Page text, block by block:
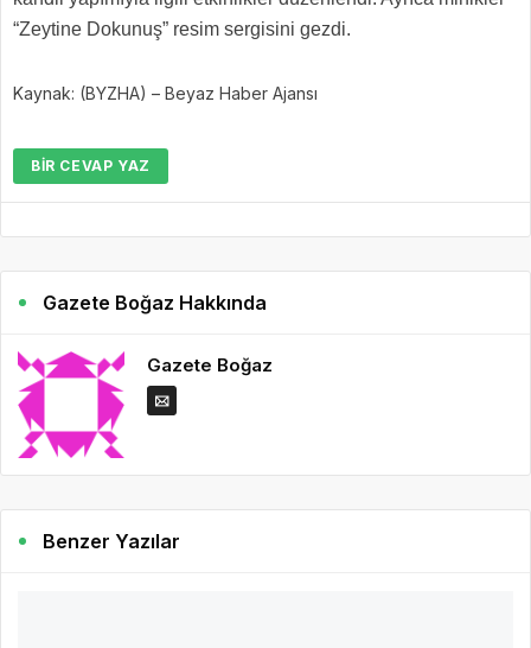
“Zeytine Dokunuş” resim sergisini gezdi.
Kaynak: (BYZHA) – Beyaz Haber Ajansı
BIR CEVAP YAZ
Gazete Boğaz Hakkında
Gazete Boğaz
Benzer Yazılar